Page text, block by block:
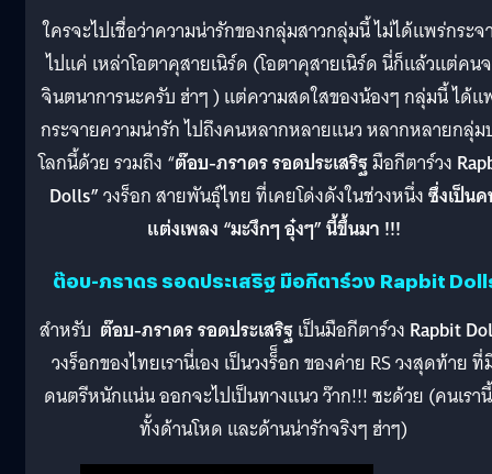
ใครจะไปเชื่อว่าความน่ารักของกลุ่มสาวกลุ่มนี้ ไม่ได้แพร่กระจ
ไปแค่ เหล่าโอตาคุสายเนิร์ด (โอตาคุสายเนิร์ด นี่ก็แล้วแต่คน
จินตนาการนะครับ ฮ่าๆ ) แต่ความสดใสของน้องๆ กลุ่มนี้ ได้แ
กระจายความน่ารัก ไปถึงคนหลากหลายแนว หลากหลายกลุ่ม
โลกนี้ด้วย รวมถึง “ต๊อบ-ภราดร รอดประเสริฐมือกีตาร์วง
Dolls”วงร็อก สายพันธุ์ไทย ที่เคยโด่งดังในช่วงหนึ่งซึ่งเป็น
แต่งเพลง “มะงึกๆ อุ๋งๆ” นี้ขึ้นมา !!!
ต๊อบ-ภราดร รอดประเสริฐ มือกีตาร์วง Rapbit
สำหรับ ต๊อบ-ภราดร รอดประเสริฐเป็นมือกีตาร์วง Rapbit
วงร็อกของไทยเรานี่เอง เป็นวงร็็อก ของค่าย RS วงสุดท้าย ที่
ดนตรีหนักแน่น ออกจะไปเป็นทางแนว ว๊าก!!! ซะด้วย (คนเรา
ทั้งด้านโหด และด้านน่ารักจริงๆ ฮ่าๆ)